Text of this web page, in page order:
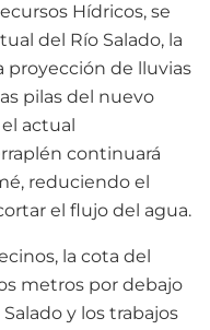
Hídricos, se
del Río Salado, la
proyección de lluvias
pilas del nuevo
actual
continuará
reduciendo el
el flujo del agua.
la cota del
metros por debajo
y los trabajos